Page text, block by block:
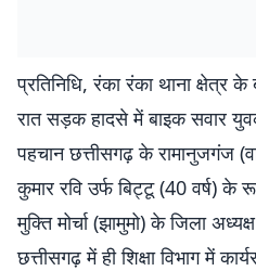
प्रतिनिधि, रंका रंका थाना क्षेत्र
रात सड़क हादसे में बाइक सवार
पहचान छत्तीसगढ़ के रामानुजगंज
कुमार रवि उर्फ बिट्टू (40 वर्ष)
मुक्ति मोर्चा (झामुमो) के जिला
छत्तीसगढ़ में ही शिक्षा विभाग में